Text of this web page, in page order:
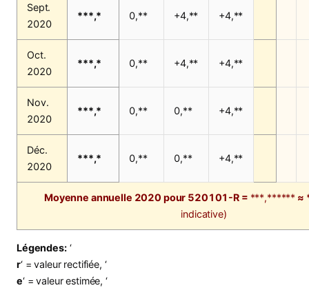
Sept.
2020
***,* 0,** +4,** +4,**
Oct.
2020
***,* 0,** +4,** +4,**
Nov.
2020
***,* 0,** 0,** +4,**
Déc.
2020
***,* 0,** 0,** +4,**
Moyenne annuelle 2020 pour 520101-R = ***,****** ≈
indicative)
Légendes:‘
r‘ = valeur rectifiée, ‘
e‘ = valeur estimée, ‘